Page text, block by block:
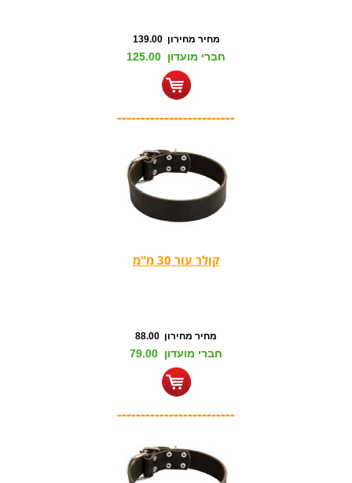
מחיר מחירון 139.00
חברי מועדון 125.00
-------------------------
קולר עור 30 מ"מ
מחיר מחירון 88.00
חברי מועדון 79.00
-------------------------